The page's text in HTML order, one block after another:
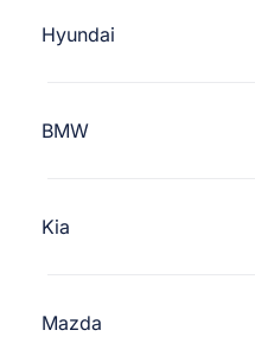
Hyundai
BMW
Kia
Mazda